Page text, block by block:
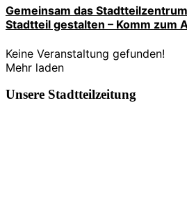
Gemeinsam das
Stadtteil gestalten – Komm zum
Keine Veranstaltung gefunden!
Mehr laden
Unsere Stadtteilzeitung